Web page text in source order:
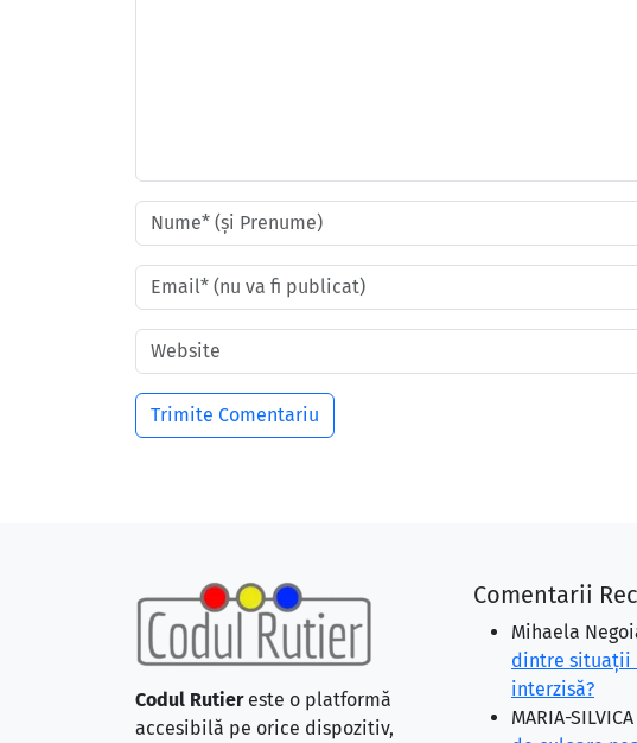
Codul Rutiereste o platformă
accesibilă pe orice dispozitiv,
Comentarii
Mihaela
dintre situaţii
interzisă?
MARIA-